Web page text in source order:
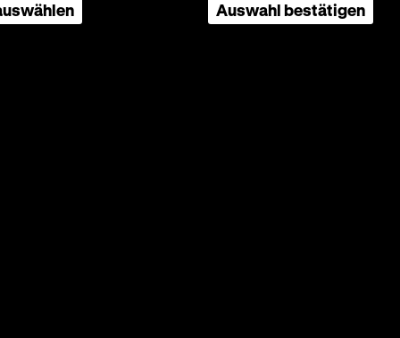
geschlossen.
geöffnet.
Auswahl bestätigen